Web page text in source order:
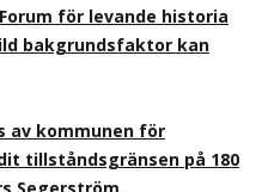
för levande historia
bakgrundsfaktor kan
av kommunen för
tillståndsgränsen på 180